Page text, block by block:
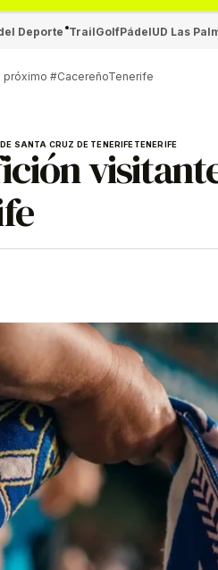
Deporte TrailGolfPádelUD Las
#CacereñoTenerife
SANTA CRUZ DE TENERIFETENERIFE